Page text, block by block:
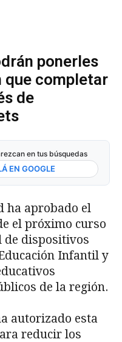
ponerles
que completar
de
en tus búsquedas
EN GOOGLE
ha aprobado el
el próximo curso
de dispositivos
Infantil y
de la región.
autorizado esta
reducir los